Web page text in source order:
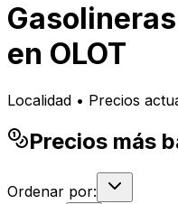
en OLOT
Localidad • Precios
Precios más
Ordenar por: